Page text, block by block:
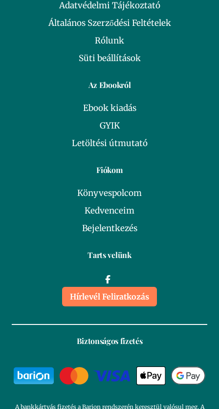
Adatvédelmi Tájékoztató
Általános Szerződési Feltételek
Rólunk
Süti beállítások
Az Ebookról
Ebook kiadás
GYIK
Letöltési útmutató
Fiókom
Könyvespolcom
Kedvenceim
Bejelentkezés
Tarts velünk
Hírlevél Feliratkozás
Biztonságos fizetés
A bankkártyás fizetés a Barion rendszerén keresztül valósul meg. A